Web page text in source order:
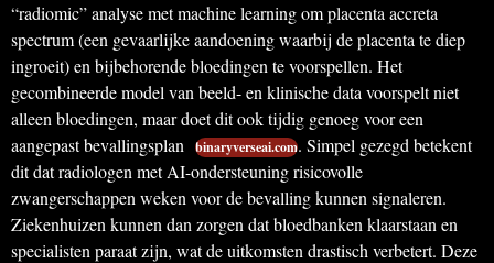
“radiomic” analyse met machine learning om placenta accreta
spectrum (een gevaarlijke aandoening waarbij de placenta te diep
ingroeit) en bijbehorende bloedingen te voorspellen. Het
gecombineerde model van beeld- en klinische data voorspelt niet
alleen bloedingen, maar doet dit ook tijdig genoeg voor een
aangepast bevallingsplan
binaryverseai.com. Simpel gezegd betekent
dit dat radiologen met AI-ondersteuning risicovolle
zwangerschappen weken voor de bevalling kunnen signaleren.
Ziekenhuizen kunnen dan zorgen dat bloedbanken klaarstaan en
specialisten paraat zijn, wat de uitkomsten drastisch verbetert. Deze